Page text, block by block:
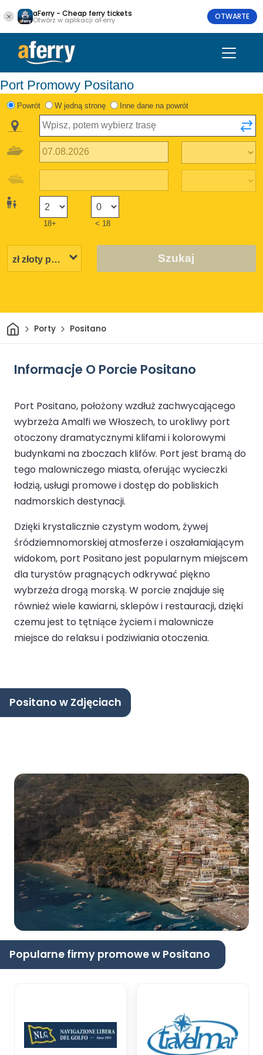
aFerry - Cheap ferry tickets
Otwórz w aplikacji aFerry OTWARTE
Port Promowy Positano
Powrót W jedną stronę Inne dane na powrót
18+ < 18
Szukaj
DomPorty Positano
Informacje O Porcie Positano
Port Positano, położony wzdłuż zachwycającego
wybrzeża Amalfi we Włoszech, to urokliwy port
otoczony dramatycznymi klifami i kolorowymi
budynkami na zboczach klifów. Port jest bramą do
tego malowniczego miasta, oferując wycieczki
łodzią, usługi promowe i dostęp do pobliskich
nadmorskich destynacji.
Dzięki krystalicznie czystym wodom, żywej
śródziemnomorskiej atmosferze i oszałamiającym
widokom, port Positano jest popularnym miejscem
dla turystów pragnących odkrywać piękno
wybrzeża drogą morską. W porcie znajduje się
również wiele kawiarni, sklepów i restauracji, dzięki
czemu jest to tętniące życiem i malownicze
miejsce do relaksu i podziwiania otoczenia.
Positano w Zdjęciach
Popularne firmy promowe w Positano